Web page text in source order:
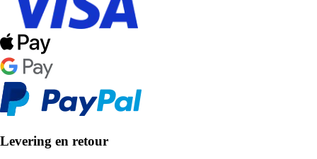
Levering en retour